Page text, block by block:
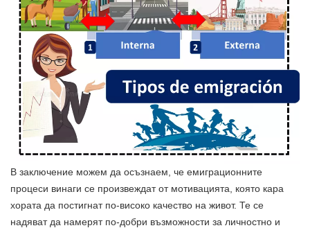
В заключение можем да осъзнаем, че емиграционните
процеси винаги се произвеждат от мотивацията, която кара
хората да постигнат по-високо качество на живот. Те се
надяват да намерят по-добри възможности за личностно и